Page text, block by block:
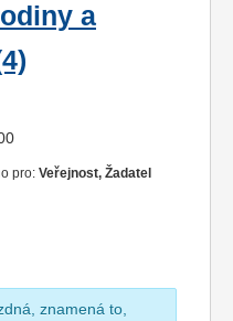
a
pro: Veřejnost, Žadatel
znamená to,